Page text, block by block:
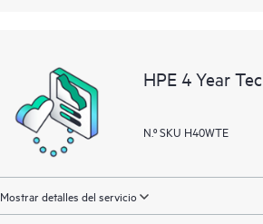
HPE 4 Year
N.º SKU H40WTE
Mostrar detalles del servicio